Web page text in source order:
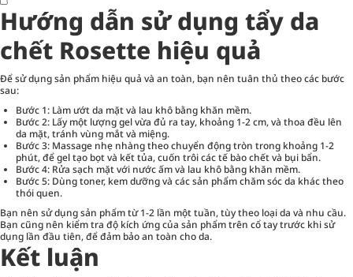
Hướng dẫn sử dụng tẩy da
chết Rosette hiệu quả
Để sử dụng sản phẩm hiệu quả và an toàn, bạn nên tuân thủ theo các bước
sau:
Bước 1: Làm ướt da mặt và lau khô bằng khăn mềm.
Bước 2: Lấy một lượng gel vừa đủ ra tay, khoảng 1-2 cm, và thoa đều lên
da mặt, tránh vùng mắt và miệng.
Bước 3: Massage nhẹ nhàng theo chuyển động tròn trong khoảng 1-2
phút, để gel tạo bọt và kết tủa, cuốn trôi các tế bào chết và bụi bẩn.
Bước 4: Rửa sạch mặt với nước ấm và lau khô bằng khăn mềm.
Bước 5: Dùng toner, kem dưỡng và các sản phẩm chăm sóc da khác theo
thói quen.
Bạn nên sử dụng sản phẩm từ 1-2 lần một tuần, tùy theo loại da và nhu cầu.
Bạn cũng nên kiểm tra độ kích ứng của sản phẩm trên cổ tay trước khi sử
dụng lần đầu tiên, để đảm bảo an toàn cho da.
Kết luận